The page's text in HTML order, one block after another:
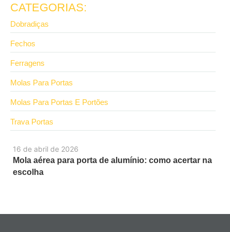
16 de abril de 2026
Mola aérea para porta de alumínio: como acertar na
escolha
CATEGORIAS:
Dobradiças
Fechos
Ferragens
Molas Para Portas
Molas Para Portas E Portões
Trava Portas